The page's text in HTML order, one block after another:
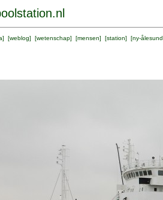
] [weblog] [wetenschap] [mensen] [station] [ny-ålesund